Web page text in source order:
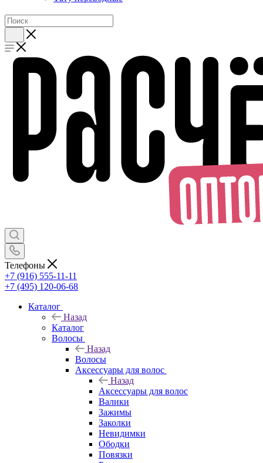
Телефоны
+7 (916) 555-11-11
+7 (495) 120-06-68
Каталог
Назад
Каталог
Волосы
Назад
Волосы
Аксессуары для волос
Назад
Аксессуары для волос
Валики
Зажимы
Заколки
Невидимки
Ободки
Повязки